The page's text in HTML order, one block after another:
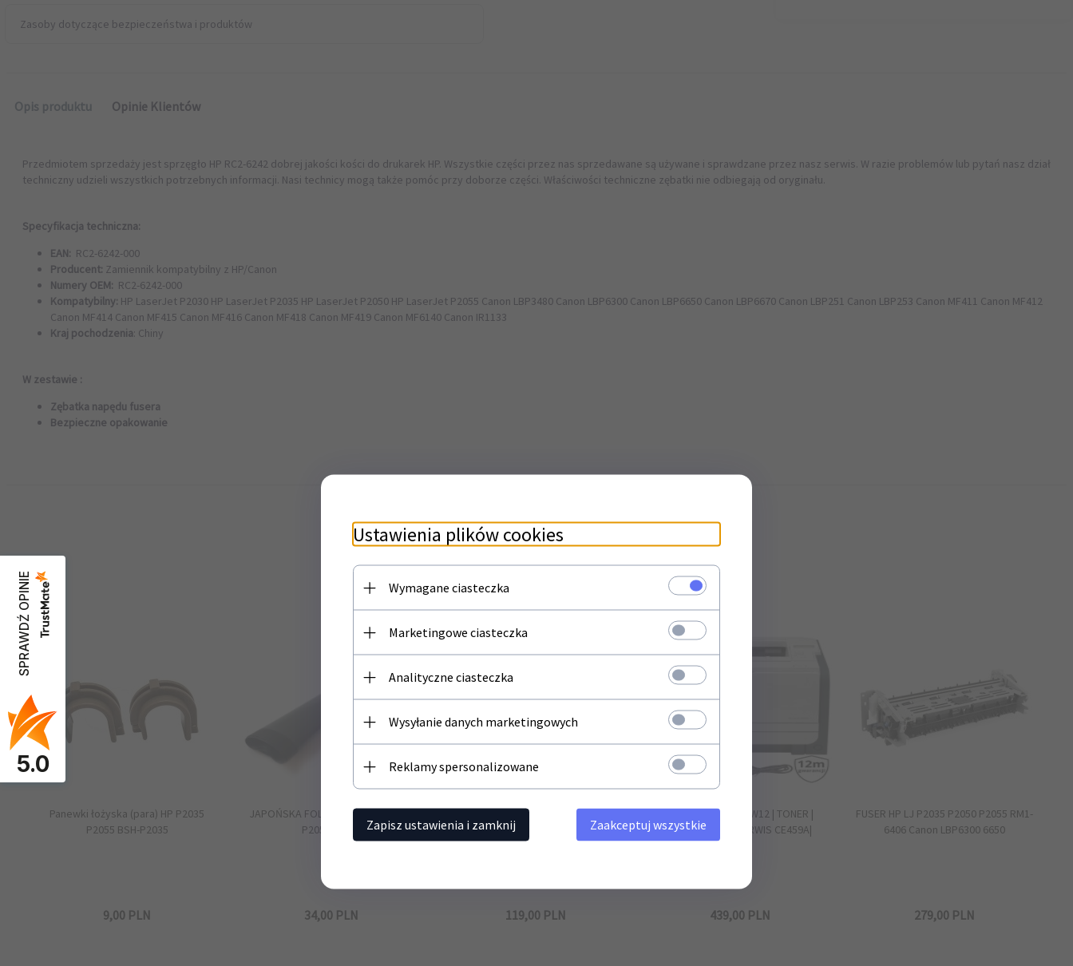
Zasoby dotyczące bezpieczeństwa i produktów
Opis produktu Opinie Klientów
Przedmiotem sprzedaży jest sprzęgło HP RC2-6242 dobrej jakości kości do drukarek HP. Wszystkie części przez nas sprzedawane są używane i sprawdzane przez nasz serwis. W razie problemów lub pytań nasz dział
techniczny udzieli wszystkich potrzebnych informacji. Nasi technicy mogą także pomóc przy doborze części. Właściwości techniczne zębatki nie odbiegają od oryginału.
Specyfikacja techniczna:
EAN: RC2-6242-000
Producent: Zamiennik kompatybilny z HP/Canon
Numery OEM: RC2-6242-000
Kompatybilny: HP LaserJet P2030 HP LaserJet P2035 HP LaserJet P2050 HP LaserJet P2055 Canon LBP3480 Canon LBP6300 Canon LBP6650 Canon LBP6670 Canon LBP251 Canon LBP253 Canon MF411 Canon MF412
Canon MF414 Canon MF415 Canon MF416 Canon MF418 Canon MF419 Canon MF6140 Canon IR1133
Kraj pochodzenia: Chiny
W zestawie :
Zębatka napędu fusera
Bezpieczne opakowanie
Polecamy
Panewki łożyska (para) HP P2035
P2055 BSH-P2035
9,00 PLN
JAPOŃSKA FOLIA FUSERA do HP LJ
P2055 P2035
34,00 PLN
FORMATER ELEKTORNIKAHP LJ
P2055DN 2055 | GW3 | CC528-69002 |
CC528-60001 | SERWIS
119,00 PLN
HP LJ P2055dn | GW12 | TONER |
DUPLEX | LAN | SERWIS CE459A|
439,00 PLN
FUSER HP LJ P2035 P2050 P2055 RM1-
6406 Canon LBP6300 6650
279,00 PLN
SPRAWDŹ OPINIE
5.0
Ustawienia plików cookies
Wymagane ciasteczka
Marketingowe ciasteczka
Analityczne ciasteczka
Wysyłanie danych marketingowych
Reklamy spersonalizowane
Zapisz ustawienia i zamknij Zaakceptuj wszystkie
Newsletter
Zapisz się do newslettera i bądź na bieżąco z naszą ofertą
Twój adres email